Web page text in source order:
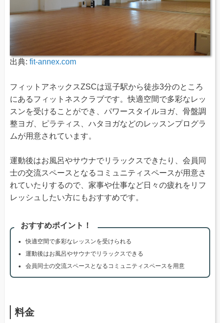
出典: fit-annex.com
フィットアネックスZSCは逗子駅から徒歩3分のところ
にあるフィットネスクラブです。快適空間で多彩なレッ
スンを受けることができ、パワースタイルヨガ、骨盤調
整ヨガ、ピラティス、ハタヨガなどのレッスンプログラ
ムが用意されています。
運動後はお風呂やサウナでリラックスできたり、会員同
士の交流スペースとなるコミュニティスペースが用意さ
れていたりするので、家事や仕事など日々の疲れをリフ
レッシュしたい方にもおすすめです。
おすすめポイント！
快適空間で多彩なレッスンを受けられる
運動後はお風呂やサウナでリラックスできる
会員同士の交流スペースとなるコミュニティスペースを用意
料金